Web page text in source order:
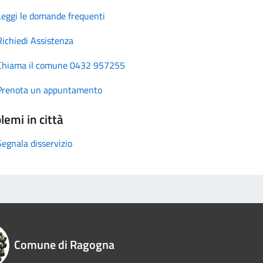
le domande frequenti
Assistenza
il comune 0432 957255
un appuntamento
in città
disservizio
Comune di Ragogna